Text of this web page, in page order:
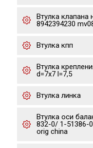
Втулка клапана
8942394230
Втулка кпп
Втулка
d=7x7 l=7,5
Втулка линка
Втулка оси
832-0/ 1-51386-
orig china